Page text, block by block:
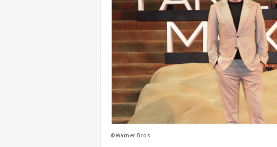
©Warner Bros